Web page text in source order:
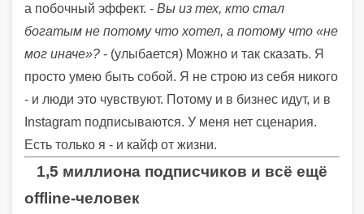
а побочный эффект. - Вы из тех, кто стал
богатым не потому что хотел, а потому что «не
мог иначе»? - (улыбается) Можно и так сказать. Я
просто умею быть собой. Я не строю из себя никого
- и люди это чувствуют. Потому и в бизнес идут, и в
Instagram подписываются. У меня нет сценария.
Есть только я - и кайф от жизни.
1,5 миллиона подписчиков и всё ещё
offline-человек